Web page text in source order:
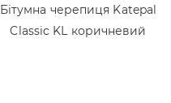
Бітумна черепиця Katepal
Classic KL коричневий